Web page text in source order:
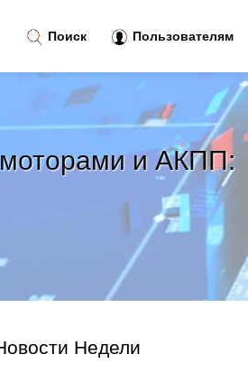
моторами и АКПП:
Недели
Поиск Пользователям